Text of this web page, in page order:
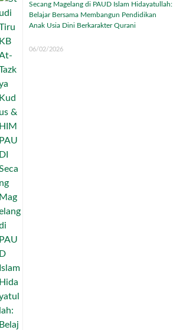
Secang Magelang di PAUD Islam Hidayatullah:
Belajar Bersama Membangun Pendidikan
Anak Usia Dini Berkarakter Qurani
06/02/2026